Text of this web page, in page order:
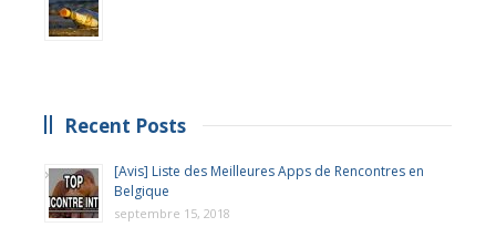
Recent Posts
[Avis] Liste des Meilleures Apps de Rencontres en
Belgique
septembre 15, 2018